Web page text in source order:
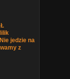
jedzie na
z